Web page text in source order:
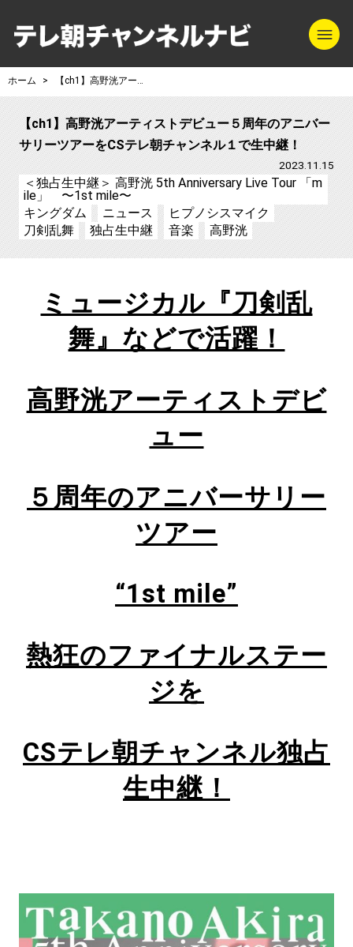
テレ朝チャンネ
ホーム 【ch1】高野洸アーティストデビュー５周年のアニバーサリーツアーをCSテレ朝チャンネル１で生中継！
【ch1】高野洸アーティストデビュー５周年のアニバー
サリーツアーをCSテレ朝チャンネル１で生中継！
2023.11.15
＜独占生中継＞ 高野洸 5th Anniversary Live Tour 「m
ile」 〜1st mile〜
キングダム
ニュース
ヒプノシスマイク
刀剣乱舞
独占生中継 音楽 高野洸
ミュージカル『刀剣乱
舞』などで活躍！
高野洸アーティストデビ
ュー
５周年のアニバーサリー
ツアー
“1st mile”
熱狂のファイナルステー
ジを
CSテレ朝チャンネル独占
生中継！